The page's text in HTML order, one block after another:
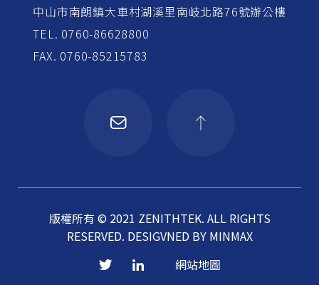
中山市南朗鎮大車村湖溪里南岐北路76號辦公樓
TEL. 0760-86628800
FAX. 0760-85215783
版權所有 © 2021 ZENITHTEK. ALL RIGHTS
RESERVED. DESIGVNED BY MINMAX
網站地圖